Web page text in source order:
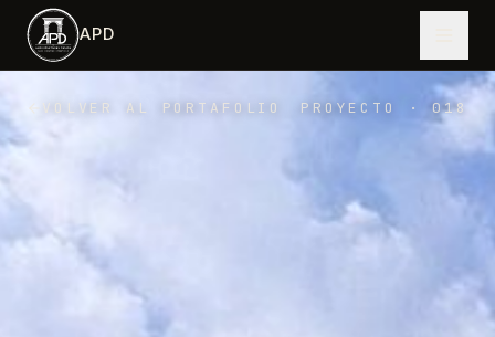
Saltar al contenido principal
APD
VOLVER AL PORTAFOLIO PROYECTO · 018